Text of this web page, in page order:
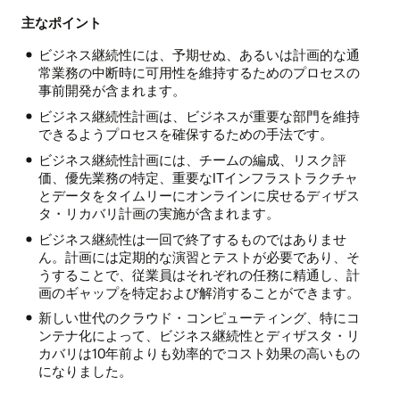
主なポイント
ビジネス継続性には、予期せぬ、あるいは計画的な通
常業務の中断時に可用性を維持するためのプロセスの
事前開発が含まれます。
ビジネス継続性計画は、ビジネスが重要な部門を維持
できるようプロセスを確保するための手法です。
ビジネス継続性計画には、チームの編成、リスク評
価、優先業務の特定、重要なITインフラストラクチャ
とデータをタイムリーにオンラインに戻せるディザス
タ・リカバリ計画の実施が含まれます。
ビジネス継続性は一回で終了するものではありませ
ん。計画には定期的な演習とテストが必要であり、そ
うすることで、従業員はそれぞれの任務に精通し、計
画のギャップを特定および解消することができます。
新しい世代のクラウド・コンピューティング、特にコ
ンテナ化によって、ビジネス継続性とディザスタ・リ
カバリは10年前よりも効率的でコスト効果の高いもの
になりました。